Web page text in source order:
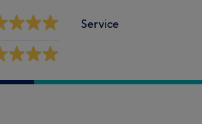
Service